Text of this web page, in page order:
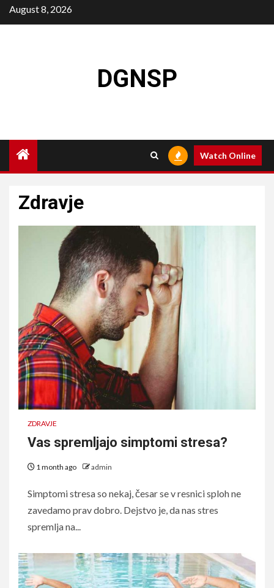
Skip
to
August 8, 2026
DGNSP
Watch Online
Zdravje
ZDRAVJE
Vas spremljajo simptomi stresa?
1 month ago admin
Simptomi stresa so nekaj, česar se v resnici sploh ne
zavedamo prav dobro. Dejstvo je, da nas stres
spremlja na...